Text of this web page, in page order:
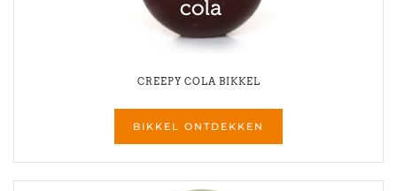
CREEPY COLA BIKKEL
BIKKEL ONTDEKKEN